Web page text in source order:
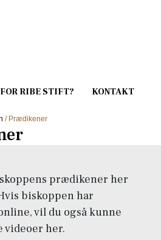
/ Prædikener
prædikener her
biskoppen har
vil du også kunne
videoer her.